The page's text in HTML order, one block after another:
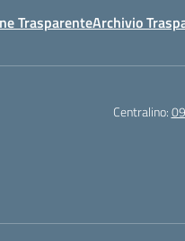
TrasparenteArchivio
Centralino: